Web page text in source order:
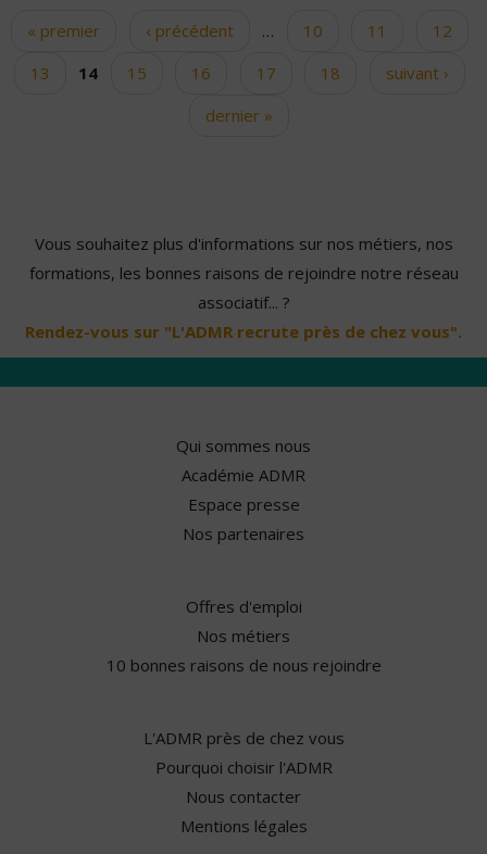
Pages
« premier ‹ précédent … 10 11
12
13
14 15 16 17 18
suivant ›
dernier »
Vous souhaitez plus d'informations sur nos métiers, nos
formations, les bonnes raisons de rejoindre notre réseau
associatif... ?
Rendez-vous sur "L'ADMR recrute près de chez vous".
Qui sommes nous
Académie ADMR
Espace presse
Nos partenaires
Offres d'emploi
Nos métiers
10 bonnes raisons de nous rejoindre
L'ADMR près de chez vous
Pourquoi choisir l'ADMR
Nous contacter
Mentions légales